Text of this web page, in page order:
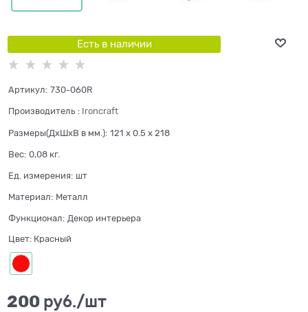
Есть в наличии
Артикул: 730-060R
Производитель : Ironcraft
Размеры(ДхШхВ в мм.): 121 x 0.5 x 218
Вес: 0,08 кг.
Ед. измерения: шт
Материал: Металл
Функционал: Декор интерьера
Цвет: Красный
200 руб./шт